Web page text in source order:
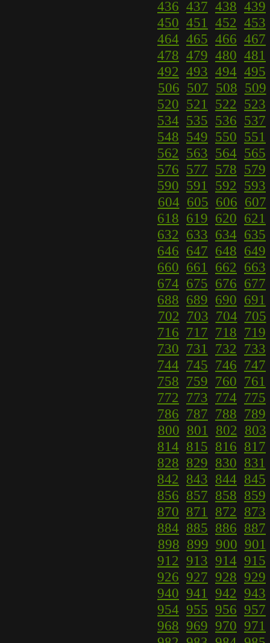
436 437 438 439
450 451 452 453
464 465 466 467
478 479 480 481
492 493 494 495
506 507 508 509
520 521 522 523
534 535 536 537
548 549 550 551
562 563 564 565
576 577 578 579
590 591 592 593
604 605 606 607
618 619 620 621
632 633 634 635
646 647 648 649
660 661 662 663
674 675 676 677
688 689 690 691
702 703 704 705
716 717 718 719
730 731 732 733
744 745 746 747
758 759 760 761
772 773 774 775
786 787 788 789
800 801 802 803
814 815 816 817
828 829 830 831
842 843 844 845
856 857 858 859
870 871 872 873
884 885 886 887
898 899 900 901
912 913 914 915
926 927 928 929
940 941 942 943
954 955 956 957
968 969 970 971